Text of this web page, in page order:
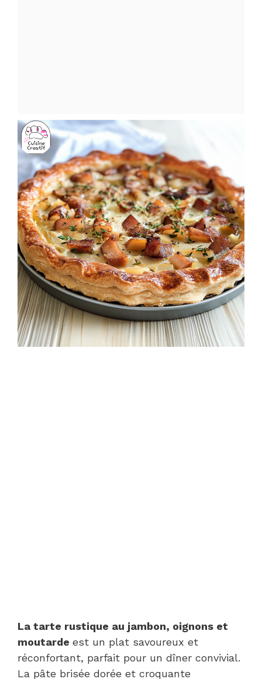
La tarte rustique au jambon, oignons et
moutarde est un plat savoureux et
réconfortant, parfait pour un dîner convivial.
La pâte brisée dorée et croquante